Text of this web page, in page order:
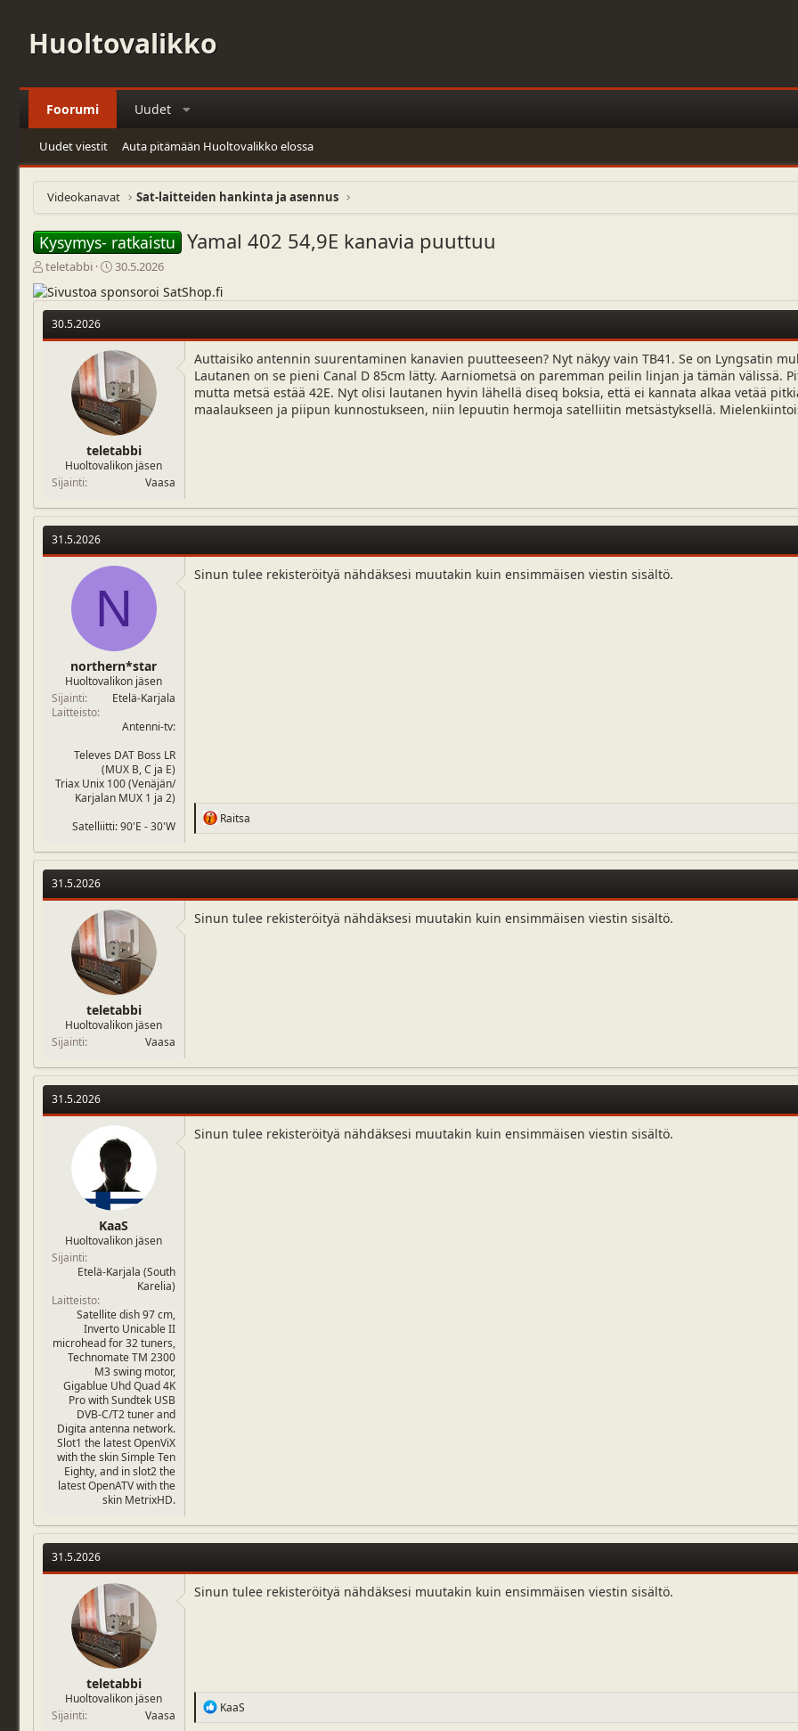
Huoltovalikko
Foorumi Uudet
Uudet viestit Auta pitämään Huoltovalikko elossa
Videokanavat Sat-laitteiden hankinta ja asennus
Kysymys- ratkaistu Yamal 402 54,9E kanavia puuttuu
V
i
e
s
i
i
t
a
teletabbi
A
o
i
u
s
p
ä
i
v
m
ä
r
ä
30.5.2026
30.5.2026
teletabbi
Huoltovalikon jäsen
Sijainti
Vaasa
Auttaisiko antennin suurentaminen kanavien puutteeseen? Nyt näkyy vain TB41. Se on Lyngsatin
Lautanen on se pieni Canal D 85cm lätty. Aarniometsä on paremman peilin linjan ja tämän välissä.
mutta metsä estää 42E. Nyt olisi lautanen hyvin lähellä diseq boksia, että ei kannata alkaa vetää
maalaukseen ja piipun kunnostukseen, niin lepuutin hermoja satelliitin metsästyksellä.
31.5.2026
N
northern*star
Huoltovalikon jäsen
Sijainti
Etelä-Karjala
Laitteisto
Antenni-tv:
Televes DAT Boss LR
(MUX B, C ja E)
Triax Unix 100 (Venäjän/
Karjalan MUX 1 ja 2)
Satelliitti: 90'E - 30'W
Sinun tulee rekisteröityä nähdäksesi muutakin kuin ensimmäisen viestin sisältö.
R
e
c
t
o
n
Raitsa
31.5.2026
teletabbi
Huoltovalikon jäsen
Sijainti
Vaasa
Sinun tulee rekisteröityä nähdäksesi muutakin kuin ensimmäisen viestin sisältö.
31.5.2026
KaaS
Huoltovalikon jäsen
Sijainti
Etelä-Karjala (South
Karelia)
Laitteisto
Satellite dish 97 cm,
Inverto Unicable II
microhead for 32 tuners,
Technomate TM 2300
M3 swing motor,
Gigablue Uhd Quad 4K
Pro with Sundtek USB
DVB-C/T2 tuner and
Digita antenna network.
Slot1 the latest OpenViX
with the skin Simple Ten
Eighty, and in slot2 the
latest OpenATV with the
skin MetrixHD.
Sinun tulee rekisteröityä nähdäksesi muutakin kuin ensimmäisen viestin sisältö.
31.5.2026
teletabbi
Huoltovalikon jäsen
Sijainti
Vaasa
Sinun tulee rekisteröityä nähdäksesi muutakin kuin ensimmäisen viestin sisältö.
R
e
KaaS